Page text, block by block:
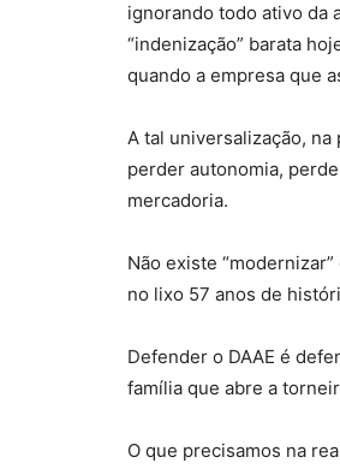
ignorando todo ativo da
“indenização” barata
quando a empresa que
A tal universalização,
perder autonomia,
mercadoria.
Não existe
no lixo 57 anos de
Defender o DAAE é
família que abre a
O que precisamos na